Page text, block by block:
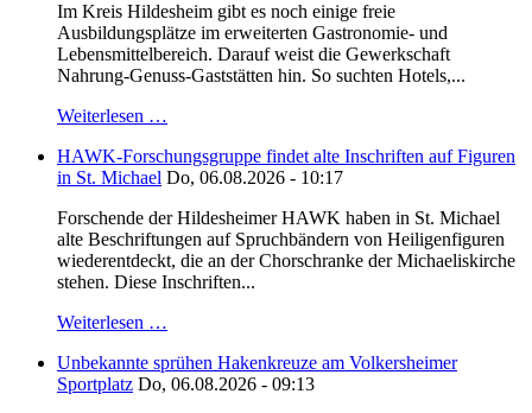
Im Kreis Hildesheim gibt es noch einige freie
Ausbildungsplätze im erweiterten Gastronomie- und
Lebensmittelbereich. Darauf weist die Gewerkschaft
Nahrung-Genuss-Gaststätten hin. So suchten Hotels,...
Weiterlesen …
HAWK-Forschungsgruppe findet alte Inschriften auf Figuren
in St. Michael Do, 06.08.2026 - 10:17
Forschende der Hildesheimer HAWK haben in St. Michael
alte Beschriftungen auf Spruchbändern von Heiligenfiguren
wiederentdeckt, die an der Chorschranke der Michaeliskirche
stehen. Diese Inschriften...
Weiterlesen …
Unbekannte sprühen Hakenkreuze am Volkersheimer
Sportplatz Do, 06.08.2026 - 09:13